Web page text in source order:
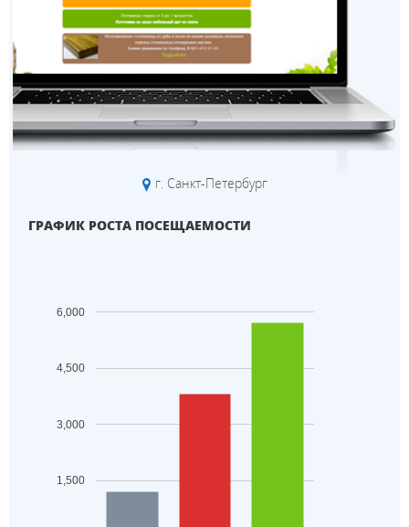
г. Санкт-Петербург
ГРАФИК РОСТА ПОСЕЩАЕМОСТИ
1,500
3,000
4,500
6,000